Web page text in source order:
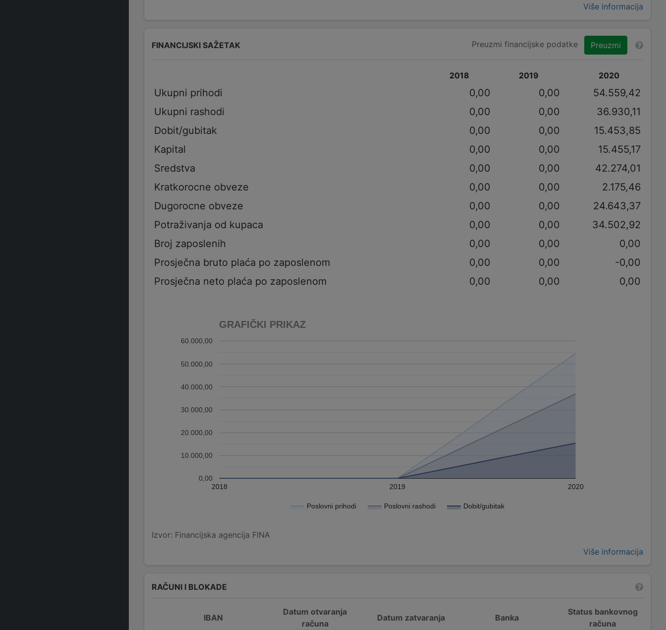
Više informacija
FINANCIJSKI SAŽETAK Preuzmi financijske podatke Preuzmi
2018 2019 2020
Ukupni prihodi 0,00 0,00
54.559,42
Ukupni rashodi
0,00 0,00
36.930,11
Dobit/gubitak
0,00 0,00
15.453,85
Kapital
0,00 0,00
15.455,17
Sredstva
0,00 0,00
42.274,01
Kratkorocne obveze
0,00 0,00
2.175,46
Dugorocne obveze
0,00 0,00
24.643,37
Potraživanja od kupaca
0,00 0,00
34.502,92
Broj zaposlenih
0,00 0,00
0,00
Prosječna bruto plaća po zaposlenom
0,00 0,00
-0,00
Prosječna neto plaća po zaposlenom
0,00 0,00 0,00
GRAFIČKI PRIKAZ
Poslovni prihodi Poslovni rashodi Dobit/gubitak
2018 2019 2020
0,00
10.000,00
20.000,00
30.000,00
40.000,00
50.000,00
60.000,00
Izvor: Financijska agencija FINA
Više informacija
RAČUNI I BLOKADE
IBAN
Datum otvaranja
računa
Datum zatvaranja Banka
Status bankovnog
računa